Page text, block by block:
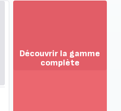
Découvrir la gamme
complète